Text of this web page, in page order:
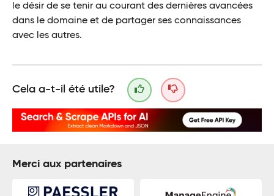
le désir de se tenir au courant des dernières avancées
dans le domaine et de partager ses connaissances
avec les autres.
Cela a-t-il été utile?
Merci aux partenaires